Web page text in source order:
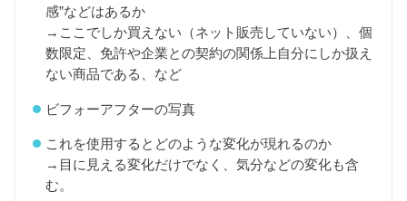
感”などはあるか
→ここでしか買えない（ネット販売していない）、個
数限定、免許や企業との契約の関係上自分にしか扱え
ない商品である、など
ビフォーアフターの写真
これを使用するとどのような変化が現れるのか
→目に見える変化だけでなく、気分などの変化も含
む。